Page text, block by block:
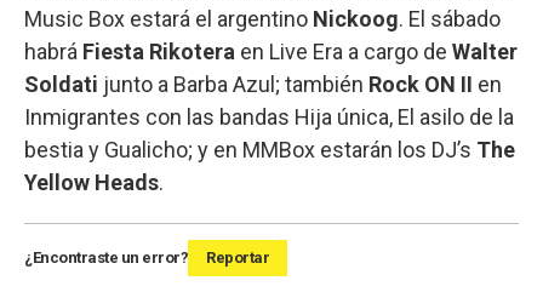
Music Box estará el argentino Nickoog. El sábado
habrá Fiesta Rikotera en Live Era a cargo de Walter
Soldati junto a Barba Azul; también Rock ON II en
Inmigrantes con las bandas Hija única, El asilo de la
bestia y Gualicho; y en MMBox estarán los DJ’s The
Yellow Heads.
¿Encontraste un error? Reportar